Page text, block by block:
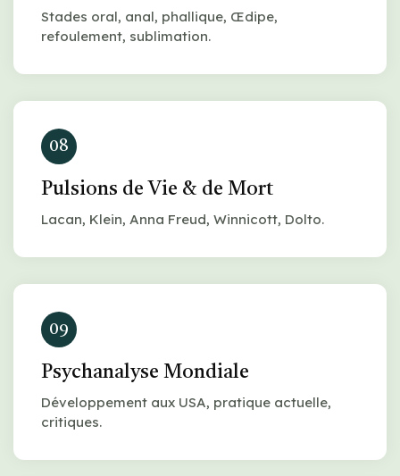
Stades oral, anal, phallique, Œdipe,
refoulement, sublimation.
08
Pulsions de Vie & de Mort
Lacan, Klein, Anna Freud, Winnicott, Dolto.
09
Psychanalyse Mondiale
Développement aux USA, pratique actuelle,
critiques.